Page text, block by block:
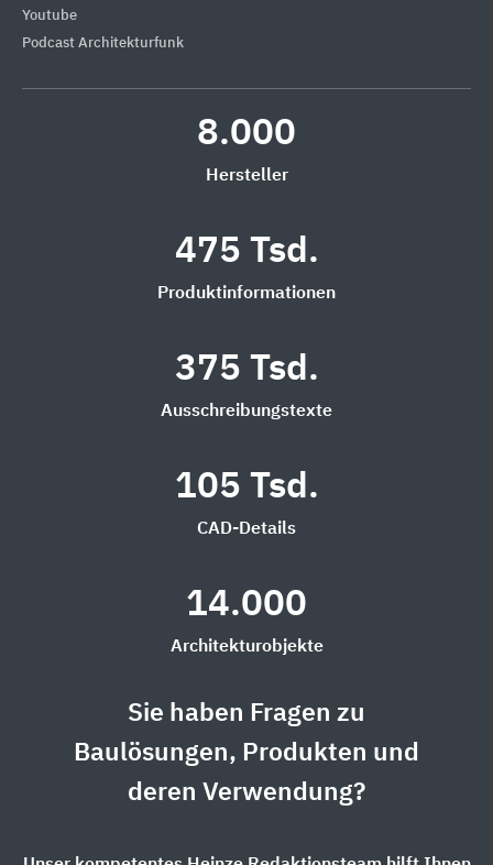
Youtube
Podcast Architekturfunk
8.000
Hersteller
475 Tsd.
Produktinformationen
375 Tsd.
Ausschreibungstexte
105 Tsd.
CAD-Details
14.000
Architekturobjekte
Sie haben Fragen zu
Baulösungen, Produkten und
deren Verwendung?